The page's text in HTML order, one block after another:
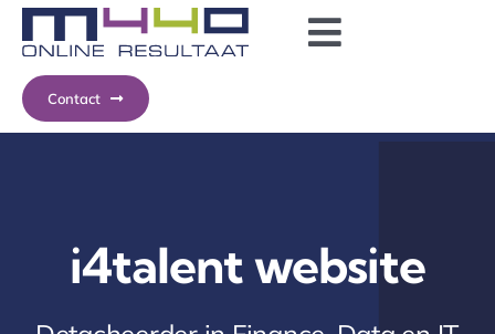
Ga
naar
inhoud
Toggle
Diensten
Servicecentrum
Contact
i4talent website